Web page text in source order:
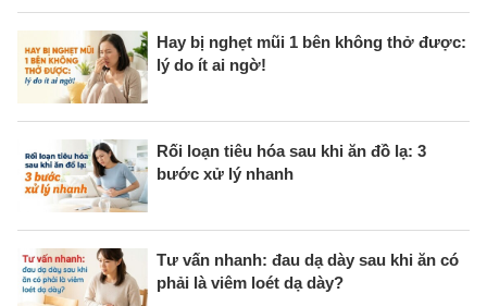
Hay bị nghẹt mũi 1 bên không thở được:
lý do ít ai ngờ!
Rối loạn tiêu hóa sau khi ăn đồ lạ: 3
bước xử lý nhanh
Tư vấn nhanh: đau dạ dày sau khi ăn có
phải là viêm loét dạ dày?